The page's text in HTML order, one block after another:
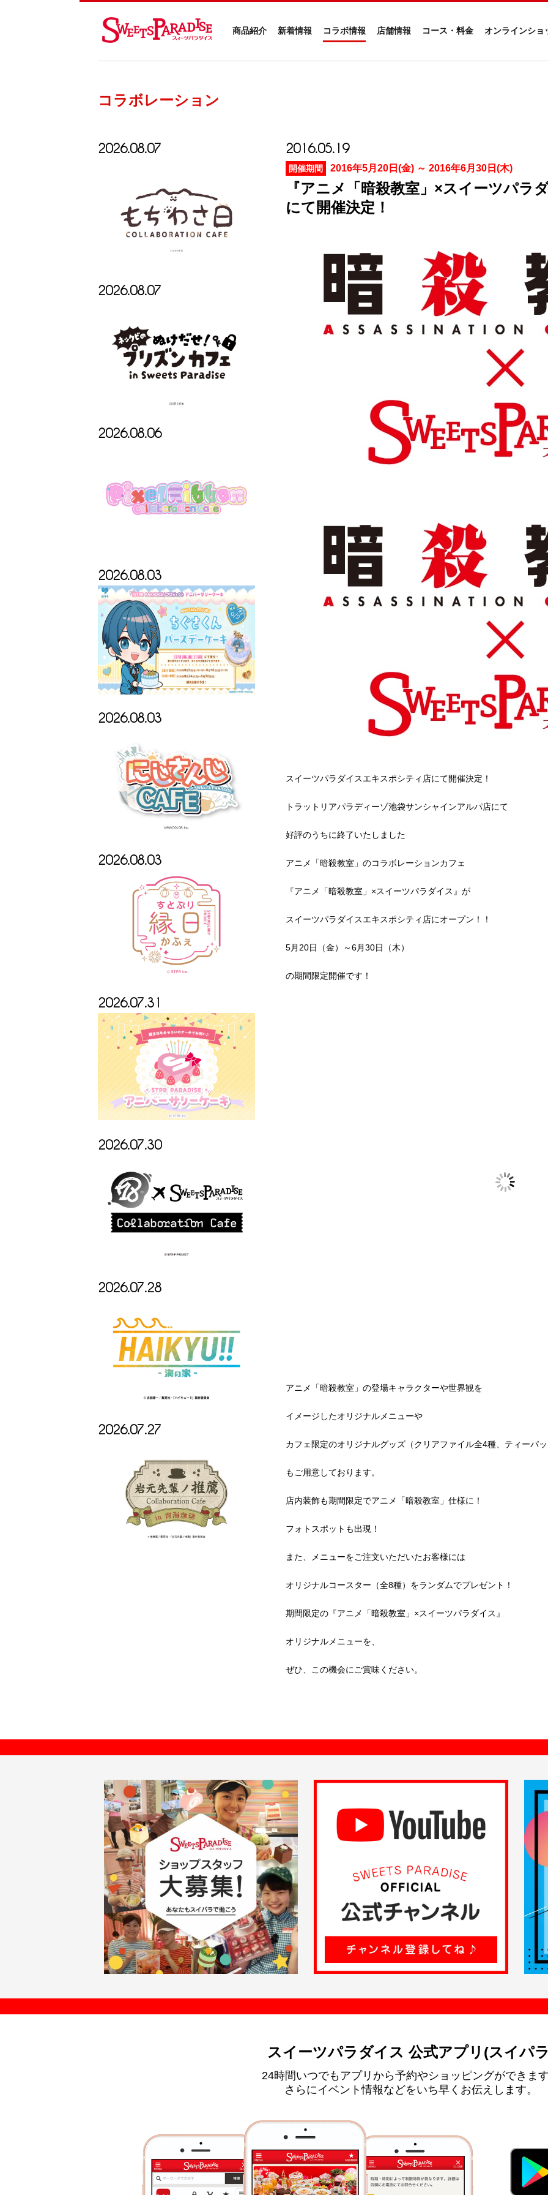
商品紹介 新着情報 コラボ情報 店舗情報 コース・料金 オンラインショ
コラボレーション
2026.08.07
2026.08.07
2026.08.06
2026.08.03
2026.08.03
2026.08.03
2026.07.31
2026.07.30
2026.07.28
2026.07.27
2016.05.19
開催期間 2016年5月20日(金) ～ 2016年6月30日(木)
『アニメ「暗殺教室」×スイーツパラ
にて開催決定！
スイーツパラダイスエキスポシティ店にて開催決定！
トラットリアパラディーゾ池袋サンシャインアルパ店にて
好評のうちに終了いたしました
アニメ「暗殺教室」のコラボレーションカフェ
『アニメ「暗殺教室」×スイーツパラダイス』が
スイーツパラダイスエキスポシティ店にオープン！！
5月20日（金）～6月30日（木）
の期間限定開催です！
オリジナルコースター（全8種）をランダムでプレゼント！
オリジナルメニューを、
ぜひ、この機会にご賞味ください。